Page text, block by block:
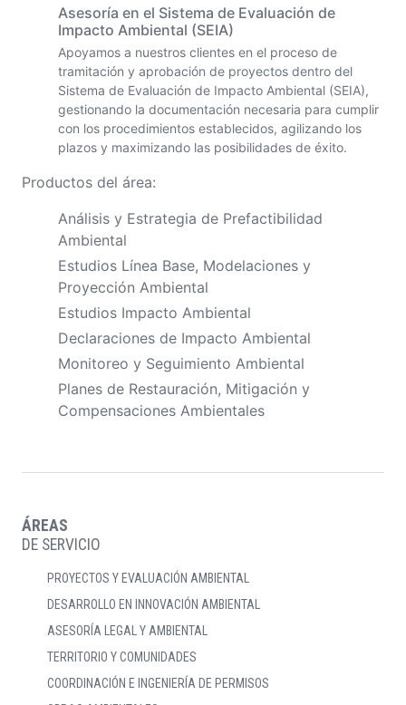
Asesoría en el Sistema de Evaluación de
Impacto Ambiental (SEIA)
Apoyamos a nuestros clientes en el proceso de
tramitación y aprobación de proyectos dentro del
Sistema de Evaluación de Impacto Ambiental (SEIA),
gestionando la documentación necesaria para cumplir
con los procedimientos establecidos, agilizando los
plazos y maximizando las posibilidades de éxito.
Productos del área:
Análisis y Estrategia de Prefactibilidad
Ambiental
Estudios Línea Base, Modelaciones y
Proyección Ambiental
Estudios Impacto Ambiental
Declaraciones de Impacto Ambiental
Monitoreo y Seguimiento Ambiental
Planes de Restauración, Mitigación y
Compensaciones Ambientales
ÁREAS
DE SERVICIO
PROYECTOS Y EVALUACIÓN AMBIENTAL
DESARROLLO EN INNOVACIÓN AMBIENTAL
ASESORÍA LEGAL Y AMBIENTAL
TERRITORIO Y COMUNIDADES
COORDINACIÓN E INGENIERÍA DE PERMISOS